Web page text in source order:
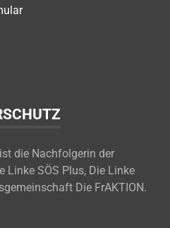
die Nachfolgerin der
Linke SÖS Plus, Die Linke
Die FrAKTION.